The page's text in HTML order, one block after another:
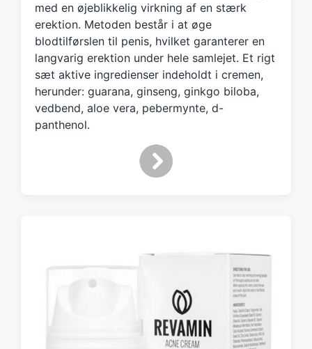
i
t
h
med en øjeblikkelig virkning af en stærk
erektion. Metoden består i at øge
blodtilførslen til penis, hvilket garanterer en
langvarig erektion under hele samlejet. Et rigt
sæt aktive ingredienser indeholdt i cremen,
herunder: guarana, ginseng, ginkgo biloba,
vedbend, aloe vera, pebermynte, d-
panthenol.